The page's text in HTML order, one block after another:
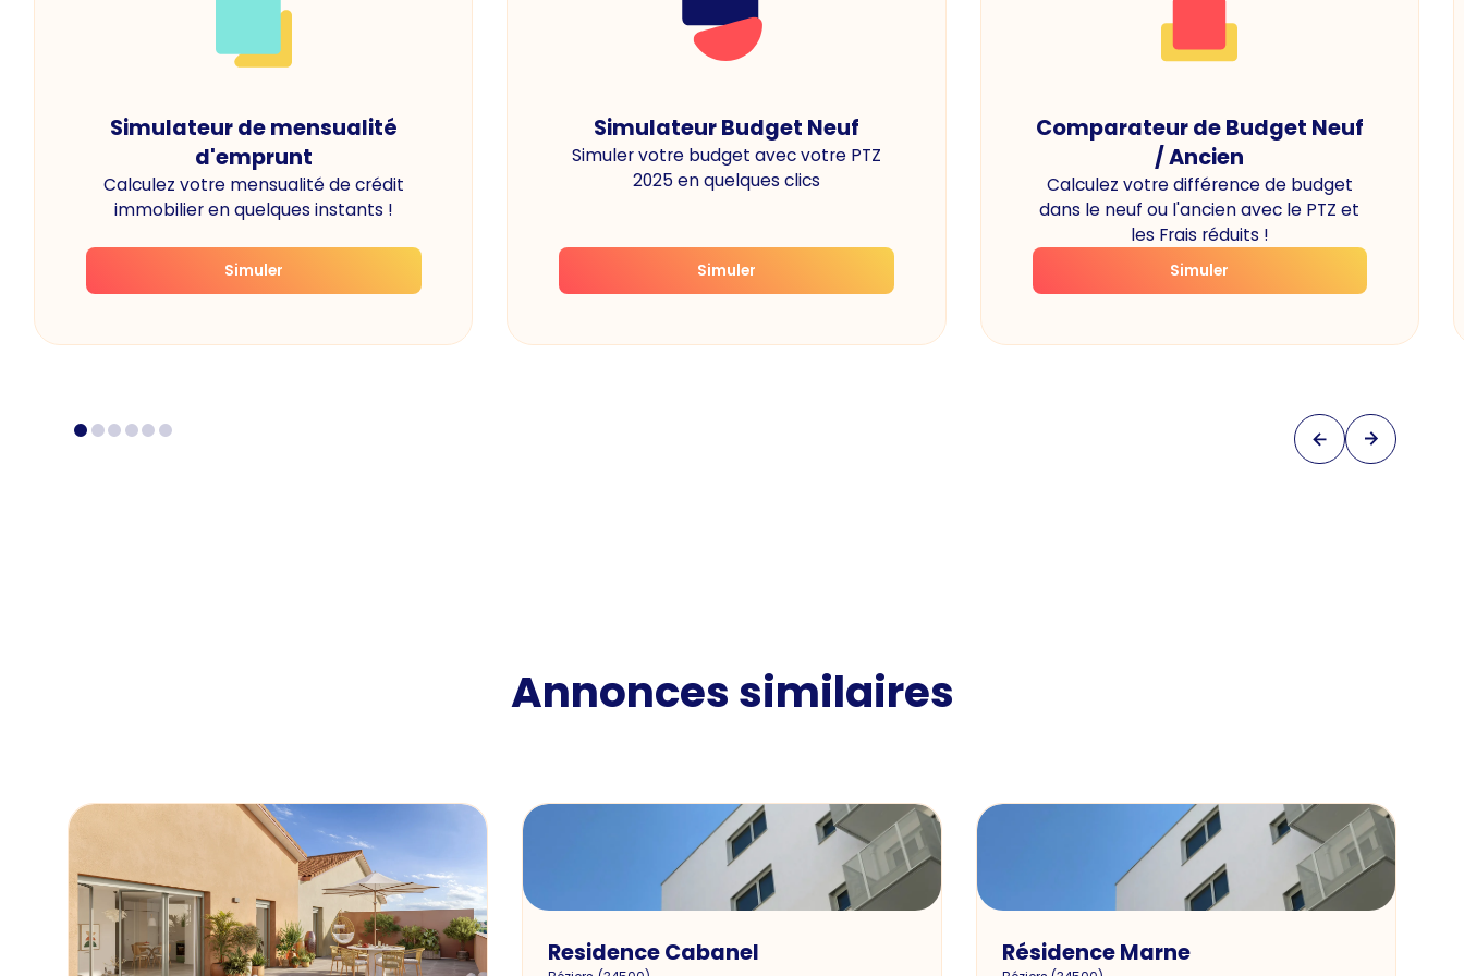
Simulateur de mensualité
d'emprunt
Calculez votre mensualité de crédit
immobilier en quelques instants !
Simuler
Simulateur Budget Neuf
Simuler votre budget avec votre PTZ
2025 en quelques clics
Simuler
Comparateur de Budget Neuf
/ Ancien
Calculez votre différence de budget
dans le neuf ou l'ancien avec le PTZ et
les Frais réduits !
Simuler
Annonces similaires
Residence Cabanel Résidence Marne